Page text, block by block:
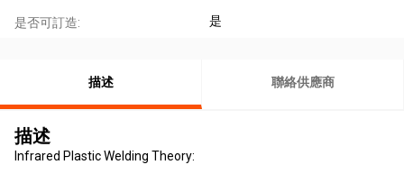
是否可訂造: 是
描述 聯絡供應商
描述
Infrared Plastic Welding Theory: